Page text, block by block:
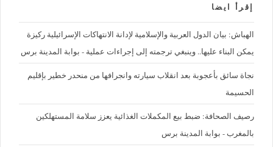
إقرأ ايضا
الهباش: بيان الدول العربية والإسلامية لإدانة الانتهاكات الإسرائيلية ركيزة
يمكن البناء عليها.. وينبغي ترجمته إلى إجراءات عملية - بوابة المدينة برس
نجاة سائق بأعجوبة بعد انقلاب سيارته وانجرافها من منحدر خطير بإقليم
الحسيمة
رصيف الصحافة: ضبط بيع المكملات الغذائية يعزز سلامة المستهلكين
بالمغرب - بوابة المدينة برس